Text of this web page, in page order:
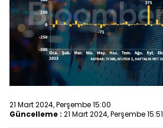
21 Mart 2024, Perşembe 15:00
Güncelleme : 21 Mart 2024, Perşembe 15:51